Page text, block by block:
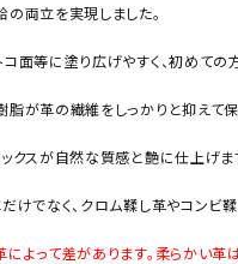
両立を実現しました。
面等に塗り広げやすく、初めての
が革の繊維をしっかりと抑えて保
クスが自然な質感と艶に仕上げま
けでなく、クロム鞣し革やコンビ
よって差があります。柔らかい革